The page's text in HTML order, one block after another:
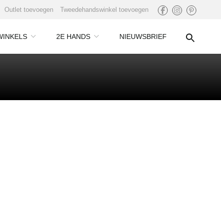
Outlet toevoegen Tweedehandswinkel toevoegen
2E HANDS NIEUWSBRIEF